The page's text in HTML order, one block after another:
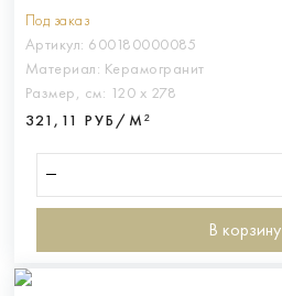
Под заказ
Артикул: 600180000085
Материал: Керамогранит
Размер, см: 120 х 278
321,11 РУБ/М²
В корзину